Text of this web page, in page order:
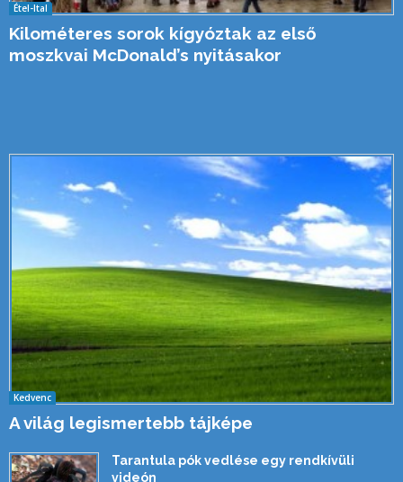
Étel-Ital
Kilométeres sorok kígyóztak az első
moszkvai McDonald’s nyitásakor
Kedvenc
A világ legismertebb tájképe
Tarantula pók vedlése egy rendkívüli
videón